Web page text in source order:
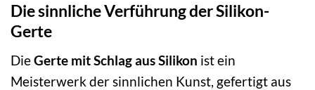
Die sinnliche Verführung der Silikon-
Gerte
DieGerte mit Schlag aus Silikon ist ein
Meisterwerk der sinnlichen Kunst, gefertigt aus